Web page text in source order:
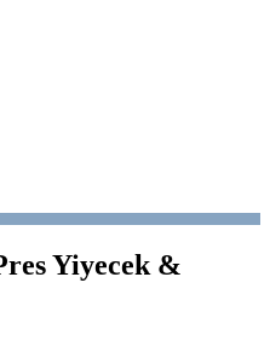
Yiyecek &